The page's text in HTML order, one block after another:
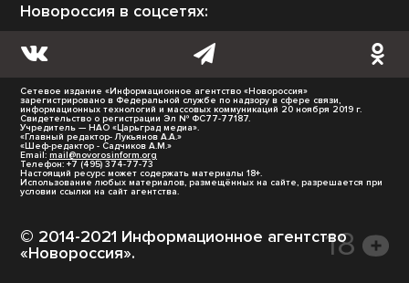
Новороссия в соцсетях:
Сетевое издание «Информационное агентство «Новороссия»
зарегистрировано в Федеральной службе по надзору в сфере связи,
информационных технологий и массовых коммуникаций 20 ноября 2019 г.
Свидетельство о регистрации Эл № ФС77-77187.
Учредитель — НАО «Царьград медиа».
«Главный редактор- Лукьянов А.А.»
«Шеф-редактор - Садчиков А.М.»
Email: mail@novorosinform.org
Телефон: +7 (495) 374-77-73
Настоящий ресурс может содержать материалы 18+.
Использование любых материалов, размещённых на сайте, разрешается при
условии ссылки на сайт агентства.
© 2014-2021 Информационное агентство
«Новороссия».